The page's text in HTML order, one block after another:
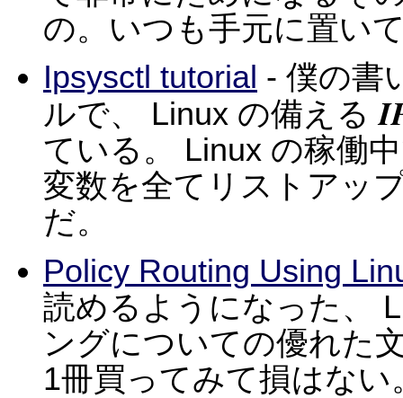
の。いつも手元に置い
Ipsysctl tutorial - 僕の書
ルで、 Linux の備える
ている。 Linux の稼働
変数を全てリストアッ
だ。
Policy Routing Using
読めるようになった、
ングについての優れた
1冊買ってみて損はな